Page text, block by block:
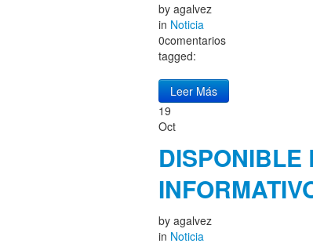
by agalvez
in Noticia
0comentarios
tagged:
Leer Más
19
Oct
DISPONIBLE
by agalvez
in Noticia